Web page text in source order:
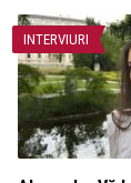
INTERVIURI